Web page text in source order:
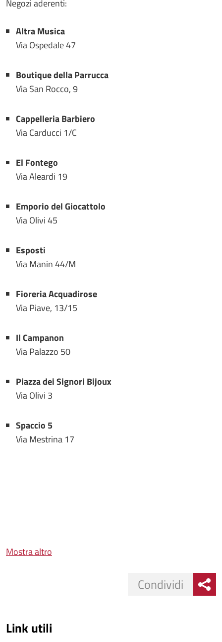
Negozi aderenti:
Altra Musica
Via Ospedale 47
Boutique della Parrucca
Via San Rocco, 9
Cappelleria Barbiero
Via Carducci 1/C
El Fontego
Via Aleardi 19
Emporio del Giocattolo
Via Olivi 45
Esposti
Via Manin 44/M
Fioreria Acquadirose
Via Piave, 13/15
Il Campanon
Via Palazzo 50
Piazza deiSignori Bijoux
Via Olivi 3
Spaccio 5
Via Mestrina 17
Mostra altro
Condividi
Link utili